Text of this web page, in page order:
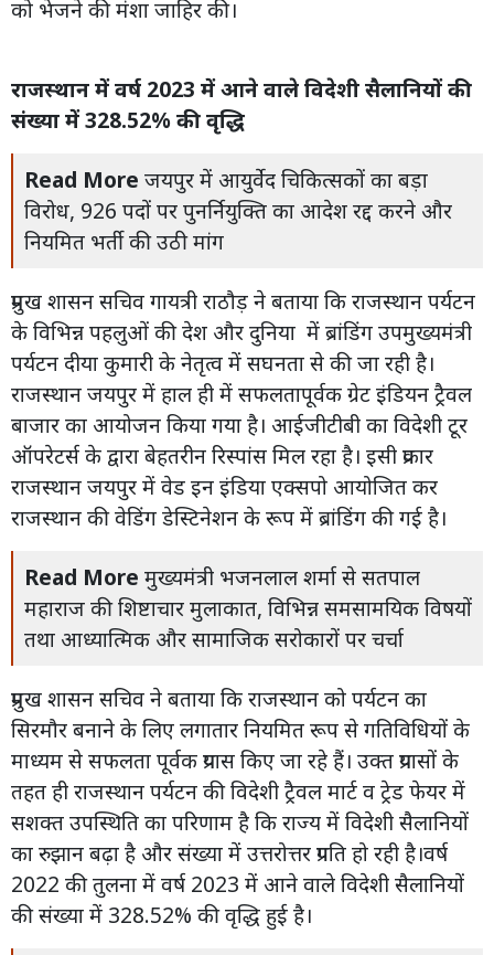
को भेजने की मंशा जाहिर की।
राजस्थान में वर्ष 2023 में आने वाले विदेशी सैलानियों की
संख्या में 328.52% की वृद्धि
Read More जयपुर में आयुर्वेद चिकित्सकों का बड़ा
विरोध, 926 पदों पर पुनर्नियुक्ति का आदेश रद्द करने और
नियमित भर्ती की उठी मांग
प्रमुख शासन सचिव गायत्री राठौड़ ने बताया कि राजस्थान पर्यटन
के विभिन्न पहलुओं की देश और दुनिया में ब्रांडिंग उपमुख्यमंत्री
पर्यटन दीया कुमारी के नेतृत्व में सघनता से की जा रही है।
राजस्थान जयपुर में हाल ही में सफलतापूर्वक ग्रेट इंडियन ट्रैवल
बाजार का आयोजन किया गया है। आईजीटीबी का विदेशी टूर
ऑपरेटर्स के द्वारा बेहतरीन रिस्पांस मिल रहा है। इसी प्रकार
राजस्थान जयपुर में वेड इन इंडिया एक्सपो आयोजित कर
राजस्थान की वेडिंग डेस्टिनेशन के रूप में ब्रांडिंग की गई है।
Read More मुख्यमंत्री भजनलाल शर्मा से सतपाल
महाराज की शिष्टाचार मुलाकात, विभिन्न समसामयिक विषयों
तथा आध्यात्मिक और सामाजिक सरोकारों पर चर्चा
प्रमुख शासन सचिव ने बताया कि राजस्थान को पर्यटन का
सिरमौर बनाने के लिए लगातार नियमित रूप से गतिविधियों के
माध्यम से सफलता पूर्वक प्रयास किए जा रहे हैं। उक्त प्रयासों के
तहत ही राजस्थान पर्यटन की विदेशी ट्रैवल मार्ट व ट्रेड फेयर में
सशक्त उपस्थिति का परिणाम है कि राज्य में विदेशी सैलानियों
का रुझान बढ़ा है और संख्या में उत्तरोत्तर प्रगति हो रही है।वर्ष
2022 की तुलना में वर्ष 2023 में आने वाले विदेशी सैलानियों
की संख्या में 328.52% की वृद्धि हुई है।